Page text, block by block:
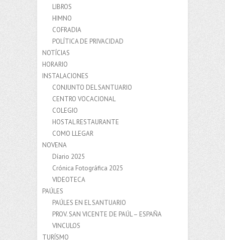
LIBROS
HIMNO
COFRADIA
POLÍTICA DE PRIVACIDAD
NOTÍCIAS
HORARIO
INSTALACIONES
CONJUNTO DEL SANTUARIO
CENTRO VOCACIONAL
COLEGIO
HOSTAL RESTAURANTE
COMO LLEGAR
NOVENA
Díario 2025
Crónica Fotográfica 2025
VIDEOTECA
PAÚLES
PAÚLES EN EL SANTUARIO
PROV. SAN VICENTE DE PAÚL – ESPAÑA
VINCULOS
TURÍSMO